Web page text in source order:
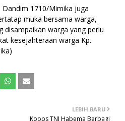
1710/Mimika juga
muka bersama warga,
disampaikan warga yang perlu
kesejahteraan warga Kp.
LEBIH BARU
Koops TNI Habema Berbagi